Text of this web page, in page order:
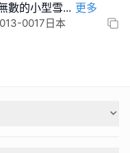
數的小型雪... 更多
0017日本